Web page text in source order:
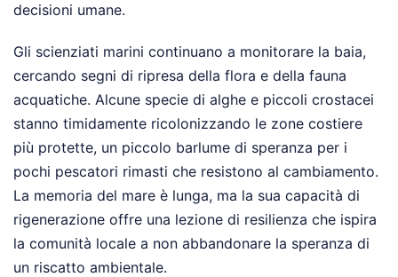
decisioni umane.
Gli scienziati marini continuano a monitorare la baia,
cercando segni di ripresa della flora e della fauna
acquatiche. Alcune specie di alghe e piccoli crostacei
stanno timidamente ricolonizzando le zone costiere
più protette, un piccolo barlume di speranza per i
pochi pescatori rimasti che resistono al cambiamento.
La memoria del mare è lunga, ma la sua capacità di
rigenerazione offre una lezione di resilienza che ispira
la comunità locale a non abbandonare la speranza di
un riscatto ambientale.